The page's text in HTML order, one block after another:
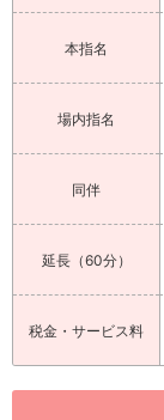
本指名
場内指名
同伴
延長（60分）
税金・サービス料